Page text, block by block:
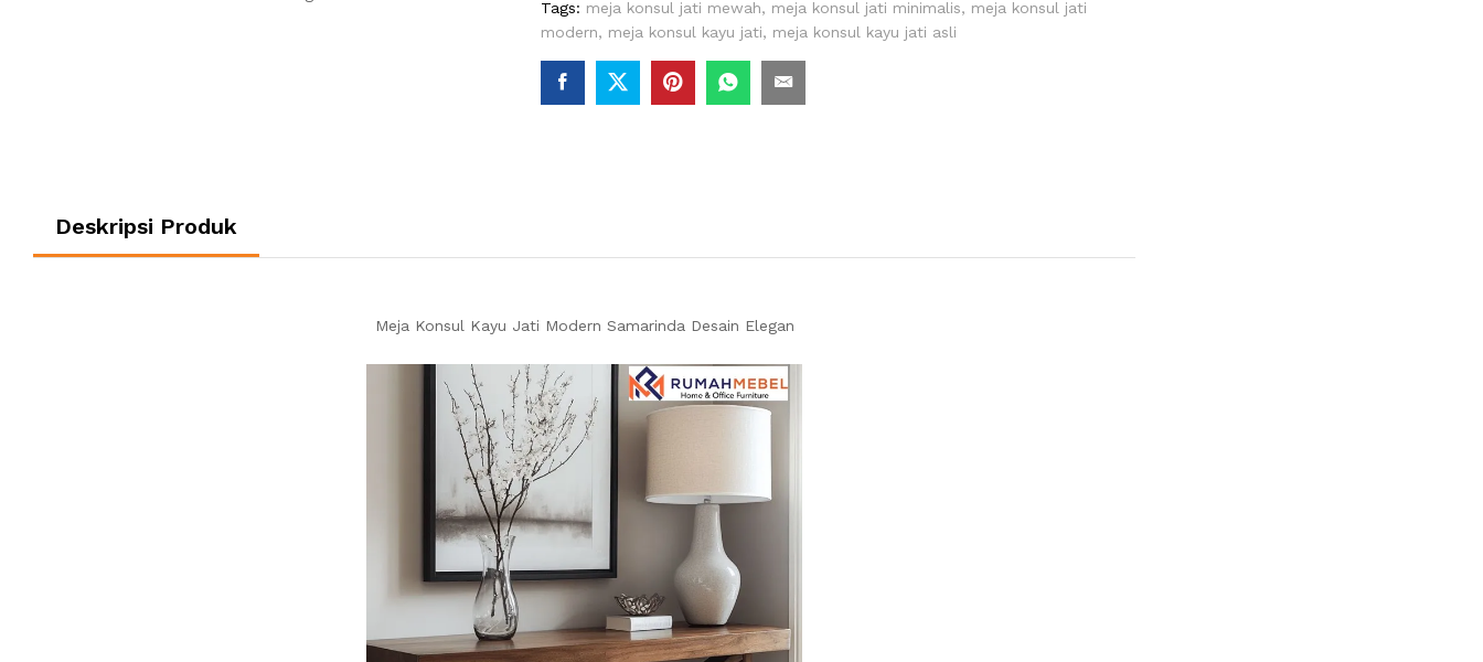
Desain
Elegan
Tags: meja konsul jati mewah, meja konsul jati minimalis, meja konsul jati
modern, meja konsul kayu jati, meja konsul kayu jati asli
Deskripsi Produk
Meja Konsul Kayu Jati Modern Samarinda Desain Elegan